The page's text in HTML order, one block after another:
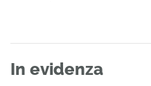
In evidenza